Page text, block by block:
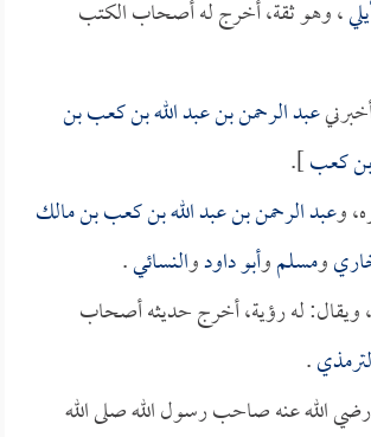
، وهو ثقة، أخرج له أصحاب الكتب
عبد الرحمن بن عبد الله بن كعب بن
بن كعب].
وعبد الرحمن بن عبد الله بن كعب بن مالك
ومسلموأبو داودوالنسائي.
ويقال: له رؤية، أخرج حديثه أصحاب
.
رضي الله عنه صاحب رسول الله صلى الله